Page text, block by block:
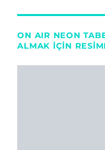
ON AIR NEON
ALMAK IÇIN